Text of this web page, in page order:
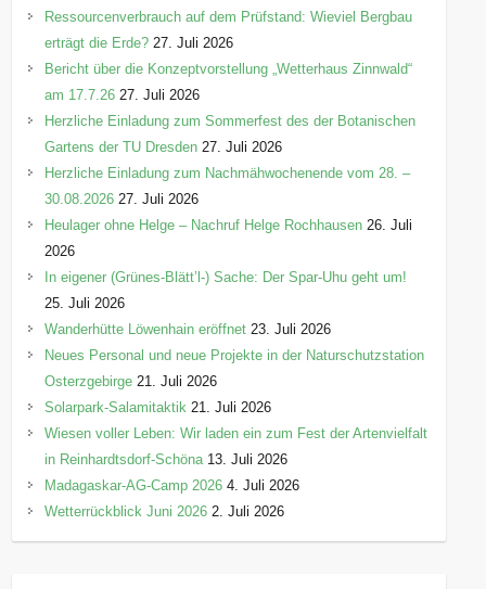
n
Ressourcenverbrauch auf dem Prüfstand: Wieviel Bergbau
erträgt die Erde? 27. Juli 2026
Bericht über die Konzeptvorstellung „Wetterhaus Zinnwald“
am 17.7.26 27. Juli 2026
Herzliche Einladung zum Sommerfest des der Botanischen
Gartens der TU Dresden 27. Juli 2026
Herzliche Einladung zum Nachmähwochenende vom 28. –
30.08.2026 27. Juli 2026
Heulager ohne Helge – Nachruf Helge Rochhausen 26. Juli
2026
In eigener (Grünes-Blätt’l-) Sache: Der Spar-Uhu geht um!
25. Juli 2026
Wanderhütte Löwenhain eröffnet 23. Juli 2026
Neues Personal und neue Projekte in der Naturschutzstation
Osterzgebirge 21. Juli 2026
Solarpark-Salamitaktik 21. Juli 2026
Wiesen voller Leben: Wir laden ein zum Fest der Artenvielfalt
in Reinhardtsdorf-Schöna 13. Juli 2026
Madagaskar-AG-Camp 2026 4. Juli 2026
Wetterrückblick Juni 2026 2. Juli 2026